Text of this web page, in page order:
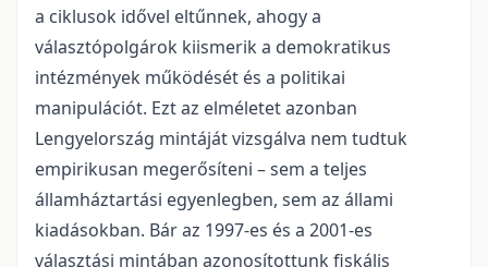
a ciklusok idővel eltűnnek, ahogy a
választópolgárok kiismerik a demokratikus
intézmények működését és a politikai
manipulációt. Ezt az elméletet azonban
Lengyelország mintáját vizsgálva nem tudtuk
empirikusan megerősíteni – sem a teljes
államháztartási egyenlegben, sem az állami
kiadásokban. Bár az 1997-es és a 2001-es
választási mintában azonosítottunk fiskális